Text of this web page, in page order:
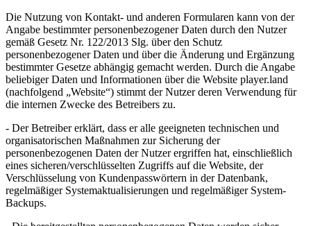
Die Nutzung von Kontakt- und anderen Formularen kann von der
Angabe bestimmter personenbezogener Daten durch den Nutzer
gemäß Gesetz Nr. 122/2013 Slg. über den Schutz
personenbezogener Daten und über die Änderung und Ergänzung
bestimmter Gesetze abhängig gemacht werden. Durch die Angabe
beliebiger Daten und Informationen über die Website player.land
(nachfolgend „Website“) stimmt der Nutzer deren Verwendung für
die internen Zwecke des Betreibers zu.
- Der Betreiber erklärt, dass er alle geeigneten technischen und
organisatorischen Maßnahmen zur Sicherung der
personenbezogenen Daten der Nutzer ergriffen hat, einschließlich
eines sicheren/verschlüsselten Zugriffs auf die Website, der
Verschlüsselung von Kundenpasswörtern in der Datenbank,
regelmäßiger Systemaktualisierungen und regelmäßiger System-
Backups.